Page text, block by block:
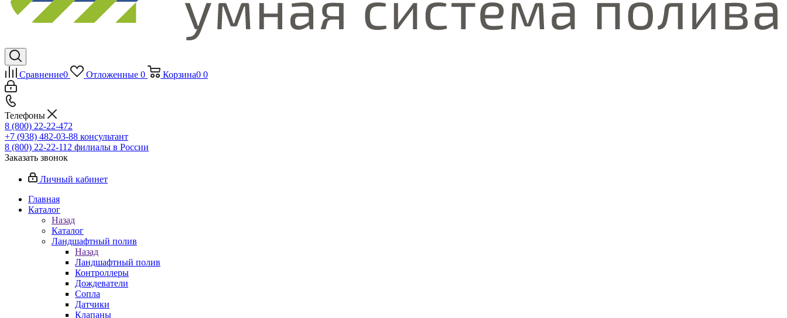
Сравнение0 Отложенные 0 Корзина0 0
Телефоны
8 (800) 22-22-472
+7 (938) 482-03-88 консультант
8 (800) 22-22-112 филиалы в России
Заказать звонок
Личный кабинет
Главная
Каталог
Назад
Каталог
Ландшафтный полив
Назад
Ландшафтный полив
Контроллеры
Дождеватели
Сопла
Датчики
Клапаны